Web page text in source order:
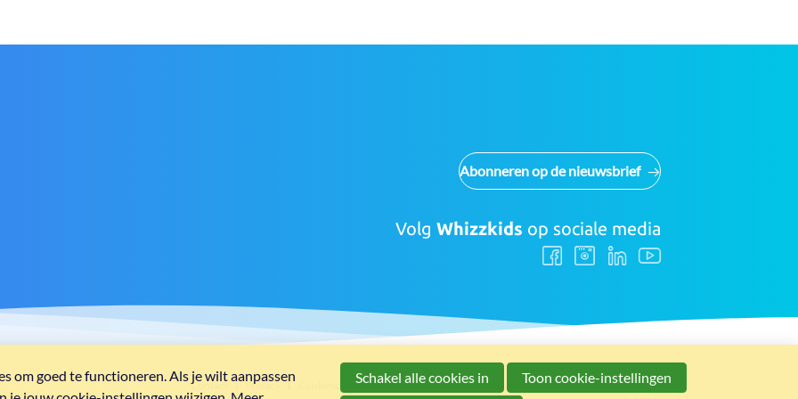
Abonneren op de nieuwsbrief
VolgWhizzkids op sociale media
Volg
ons
Volg
ons
Volg Volg
Contact Privacy Cookievoorkeuren Nieuwsbrief Wedstrijdreglement
Doelstellingen
om goed te functioneren. Als je wilt aanpassen
Schakel alle cookies in Toon cookie-instellingen